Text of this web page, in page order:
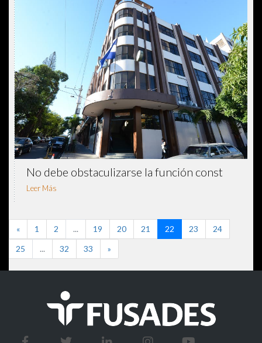
No debe obstaculizarse la función const
Leer Más
« 1 2 ... 19 20 21 22 23
24
25
... 32 33 »